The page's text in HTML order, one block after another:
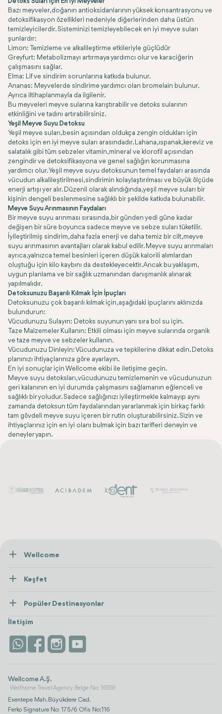
Bazı meyveler, doğanın antioksidanlarının yüksek konsantrasyonu ve
detoksifikasyon özellikleri nedeniyle diğerlerinden daha üstün
temizleyicilerdir. Sisteminizi temizleyebilecek en iyi meyve suları
şunlardır:
Limon: Temizleme ve alkalileştirme etkileriyle güçlüdür
Greyfurt: Metabolizmayı artırmaya yardımcı olur ve karaciğerin
çalışmasını sağlar.
Elma: Lif ve sindirim sorunlarına katkıda bulunur.
Ananas: Meyvelerde sindirime yardımcı olan bromelain bulunur.
Ayrıca iltihaplanmayla da ilgilenir.
Bu meyveleri meyve sularına karıştırabilir ve detoks sularının
etkinliğini ve tadını artırabilirsiniz.
Yeşil Meyve Suyu Detoksu
Yeşil meyve suları, besin açısından oldukça zengin oldukları için
detoks için en iyi meyve suları arasındadır. Lahana, ıspanak, kereviz ve
salatalık gibi tüm sebzeler vitamin, mineral ve klorofil açısından
zengindir ve detoksifikasyona ve genel sağlığın korunmasına
yardımcı olur. Yeşil meyve suyu detoksunun temel faydaları arasında
vücudun alkalileştirilmesi, sindirimin kolaylaştırılması ve büyük ölçüde
enerji artışı yer alır. Düzenli olarak alındığında, yeşil meyve suları bir
kişinin dengeli beslenmesine sağlıklı bir şekilde katkıda bulunabilir.
Meyve Suyu Arınmasının Faydaları
Bir meyve suyu arınması sırasında, bir günden yedi güne kadar
değişen bir süre boyunca sadece meyve ve sebze suları tüketilir.
İyileştirilmiş sindirim, daha fazla enerji ve daha temiz bir cilt, meyve
suyu arınmasının avantajları olarak kabul edilir. Meyve suyu arınmaları
ayrıca, yalnızca temel besinleri içeren düşük kalorili alımlardan
oluştuğu için kilo kaybını da destekleyecektir. Ancak bu yaklaşım,
uygun planlama ve bir sağlık uzmanından danışmanlık alınarak
yapılmalıdır.
Detoksunuzu Başarılı Kılmak İçin İpuçları
Detoksunuzu çok başarılı kılmak için, aşağıdaki ipuçlarını aklınızda
bulundurun:
Vücudunuzu Sulayın: Detoks suyunun yanı sıra bol su için.
Taze Malzemeler Kullanın: Etkili olması için meyve sularında organik
ve taze meyve ve sebzeler kullanın.
Vücudunuzu Dinleyin: Vücudunuza ve tepkilerine dikkat edin. Detoks
planınızı ihtiyaçlarınıza göre ayarlayın.
En iyi sonuçlar için Wellcome ekibi ile iletişime geçin.
Meyve suyu detoksları, vücudunuzu temizlemenin ve vücudunuzun
geri kalanının en iyi durumda çalışmasını sağlamanın eğlenceli ve
sağlıklı bir yoludur. Sadece sağlığınızı iyileştirmekle kalmayıp aynı
zamanda detoksun tüm faydalarından yararlanmak için birkaç farklı
tam gövdeli meyve suyu içeren bir rutin oluşturabilirsiniz. Sizin ve
ihtiyaçlarınız için en iyi olanı bulmak için bazı tarifleri deneyin ve
deneyler yapın.
Wellcome
İletişim
Keşfet
Wellness
Konaklama
Life Platform
Popüler Destinasyonlar
Tümünü Gör
İstanbul
İletişim
Wellcome A.Ş.
Wellhome Travel Agency Belge No: 16559
Esentepe Mah. Büyükdere Cad.
Ferko Signature No: 175/6 Ofis No:116